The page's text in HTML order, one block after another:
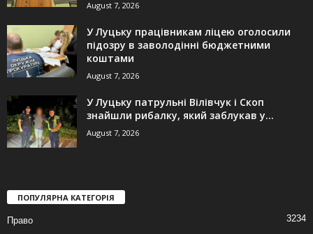
August 7, 2026
У Луцьку працівникам ліцею оголосили
підозру в заволодінні бюджетними
коштами
August 7, 2026
У Луцьку патрульні Вілівчук і Скоп
знайшли рибалку, який заблукав у...
August 7, 2026
ПОПУЛЯРНА КАТЕГОРІЯ
Право
3234